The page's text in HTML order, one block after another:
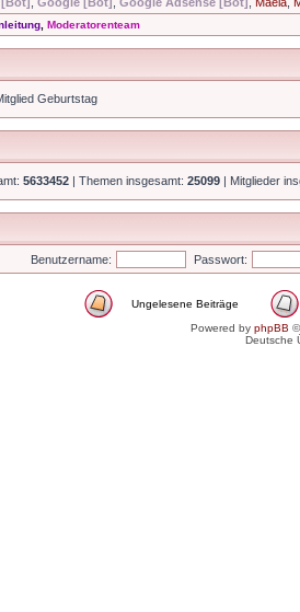
Moderatorenteam
Geburtstag
5633452 | Themen insgesamt: 25099 | Mitglieder
Benutzername: Passwort:
Ungelesene Beiträge
Powered by phpBB
Deutsche